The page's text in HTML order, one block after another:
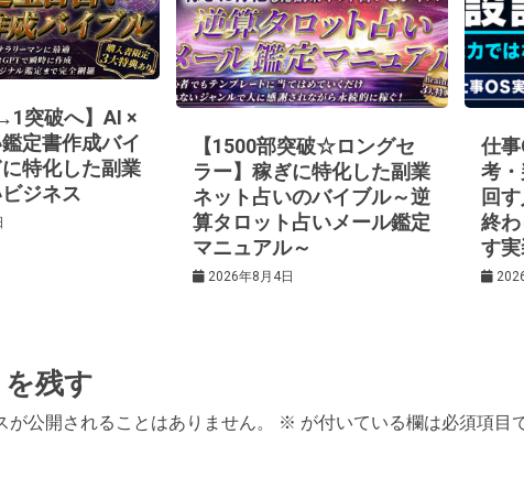
突破へ】AI ×
定書作成バイ
特化した副業
ジネス
【1500部突破☆ロングセ
ラー】稼ぎに特化した副業
ネット占いのバイブル～逆
算タロット占いメール鑑定
マニュアル～
2026年8月4日
仕
考
回
終
す実
残す
が公開されることはありません。 ※ が付いている欄は必須項目